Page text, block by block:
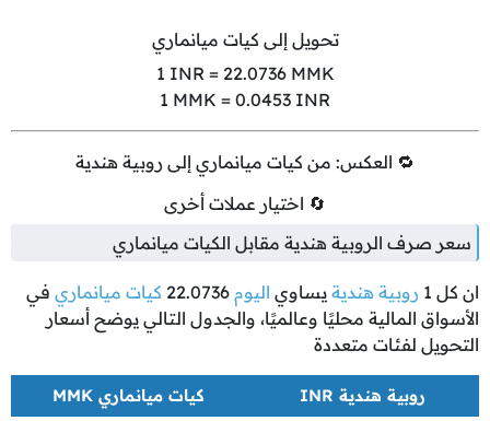
تحويل إلى كيات ميانماري
1 INR = 22.0736MMK
1 MMK = 0.0453 INR
🔁 العكس: من كيات ميانماري إلى روبية هندية
🔄 اختيار عملات أخرى
سعر صرف الروبية هندية مقابل الكيات ميانماري
ان كل 1 روبية هندية يساوي اليوم 22.0736 كيات ميانماري في
الأسواق المالية محليًا وعالميًا، والجدول التالي يوضح أسعار
التحويل لفئات متعددة
روبية هندية INR كيات ميانماري MMK